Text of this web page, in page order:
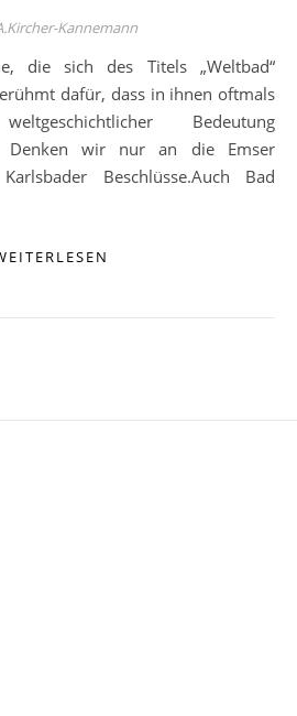
Kannemann
dafür, dass in ihnen oftmals
Bedeutung
Denken wir nur an die Emser
Beschlüsse.Auch Bad